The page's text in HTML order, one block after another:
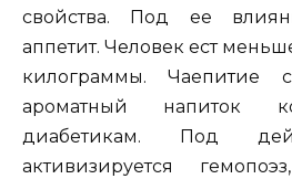
свойства. Под ее
аппетит. Человек ест
килограммы. Чаепитие
ароматный напиток
диабетикам. Под
активизируется